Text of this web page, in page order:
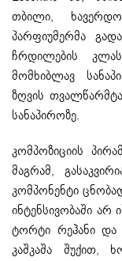
თბილი,
პარფიუმერმა
ჩრდილების
მომხიბლავ
ზღვის
სანაპიროზე.
კომპოზიციის
მაგრამ,
კომპონენტი
ინტენსივობაში არ
ტორტი რეჰანი და
კაშკაშა შუქით,